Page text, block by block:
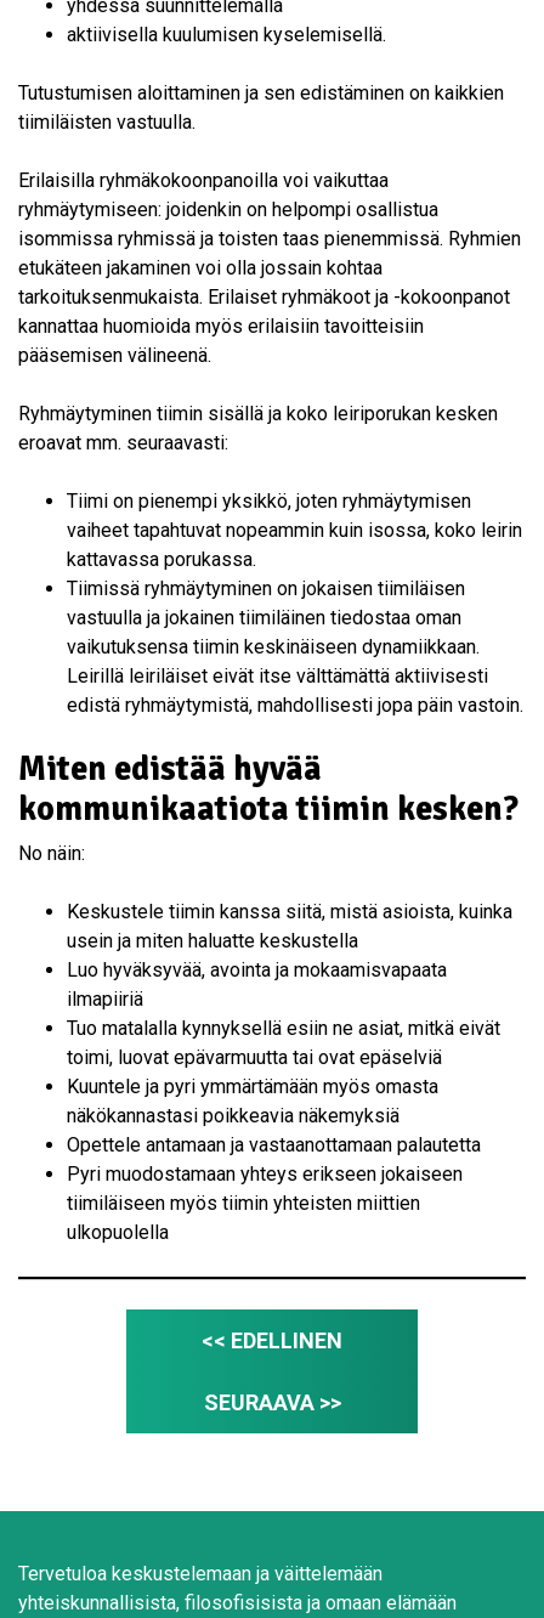
yhdessä suunnittelemalla
aktiivisella kuulumisen kyselemisellä.
Tutustumisen aloittaminen ja sen edistäminen on kaikkien
tiimiläisten vastuulla.
Erilaisilla ryhmäkokoonpanoilla voi vaikuttaa
ryhmäytymiseen: joidenkin on helpompi osallistua
isommissa ryhmissä ja toisten taas pienemmissä. Ryhmien
etukäteen jakaminen voi olla jossain kohtaa
tarkoituksenmukaista. Erilaiset ryhmäkoot ja -kokoonpanot
kannattaa huomioida myös erilaisiin tavoitteisiin
pääsemisen välineenä.
Ryhmäytyminen tiimin sisällä ja koko leiriporukan kesken
eroavat mm. seuraavasti:
Tiimi on pienempi yksikkö, joten ryhmäytymisen
vaiheet tapahtuvat nopeammin kuin isossa, koko leirin
kattavassa porukassa.
Tiimissä ryhmäytyminen on jokaisen tiimiläisen
vastuulla ja jokainen tiimiläinen tiedostaa oman
vaikutuksensa tiimin keskinäiseen dynamiikkaan.
Leirillä leiriläiset eivät itse välttämättä aktiivisesti
edistä ryhmäytymistä, mahdollisesti jopa päin vastoin.
Miten edistää hyvää
kommunikaatiota tiimin kesken?
No näin:
Keskustele tiimin kanssa siitä, mistä asioista, kuinka
usein ja miten haluatte keskustella
Luo hyväksyvää, avointa ja mokaamisvapaata
ilmapiiriä
Tuo matalalla kynnyksellä esiin ne asiat, mitkä eivät
toimi, luovat epävarmuutta tai ovat epäselviä
Kuuntele ja pyri ymmärtämään myös omasta
näkökannastasi poikkeavia näkemyksiä
Opettele antamaan ja vastaanottamaan palautetta
Pyri muodostamaan yhteys erikseen jokaiseen
tiimiläiseen myös tiimin yhteisten miittien
ulkopuolella
<< EDELLINEN
SEURAAVA >>
Tervetuloa keskustelemaan ja väittelemään
yhteiskunnallisista, filosofisisista ja omaan elämään